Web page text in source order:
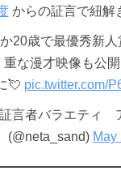
からの証言で紐解
20歳で最優秀新
重な漫才映像も公
💘 pic.twitter.com/
言者バラエティ
(@neta_sand) May